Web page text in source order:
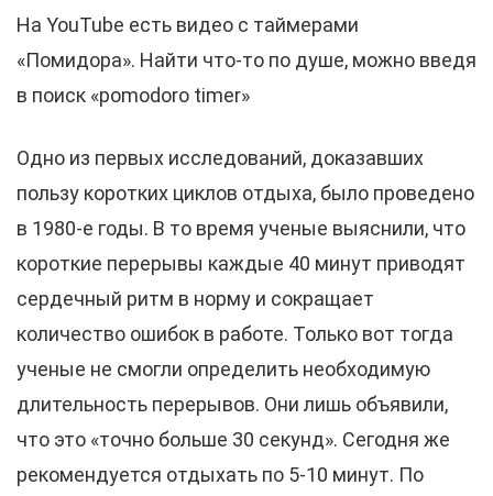
На YouTube есть видео с таймерами
«Помидора». Найти что-то по душе, можно введя
в поиск «pomodoro timer»
Одно из первых исследований, доказавших
пользу коротких циклов отдыха, было проведено
в 1980-е годы. В то время ученые выяснили, что
короткие перерывы каждые 40 минут приводят
сердечный ритм в норму и сокращает
количество ошибок в работе. Только вот тогда
ученые не смогли определить необходимую
длительность перерывов. Они лишь объявили,
что это «точно больше 30 секунд». Сегодня же
рекомендуется отдыхать по 5-10 минут. По